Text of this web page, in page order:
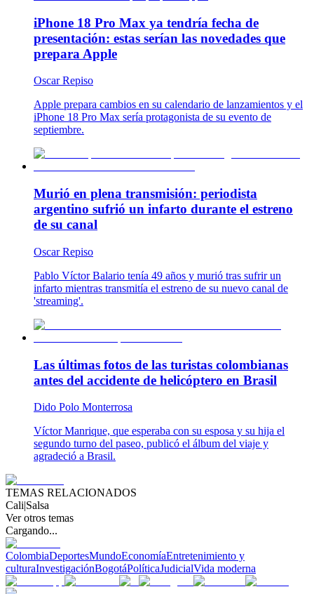
iPhone 18 Pro Max ya tendría fecha de
presentación: estas serían las novedades que
prepara Apple
Oscar Repiso
Apple prepara cambios en su calendario de lanzamientos y el
iPhone 18 Pro Max sería protagonista de su evento de
septiembre.
Murió en plena transmisión: periodista
argentino sufrió un infarto durante el estreno
de su canal
Oscar Repiso
Pablo Víctor Balario tenía 49 años y murió tras sufrir un
infarto mientras transmitía el estreno de su nuevo canal de
'streaming'.
Las últimas fotos de las turistas colombianas
antes del accidente de helicóptero en Brasil
Dido Polo Monterrosa
Víctor Manrique, que esperaba con su esposa y su hija el
segundo turno del paseo, publicó el álbum del viaje y
agradeció a Brasil.
TEMAS RELACIONADOS
Cali|Salsa
Ver otros temas
Cargando...
ColombiaDeportesMundoEconomíaEntretenimiento y
culturaInvestigaciónBogotáPolíticaJudicialVida moderna